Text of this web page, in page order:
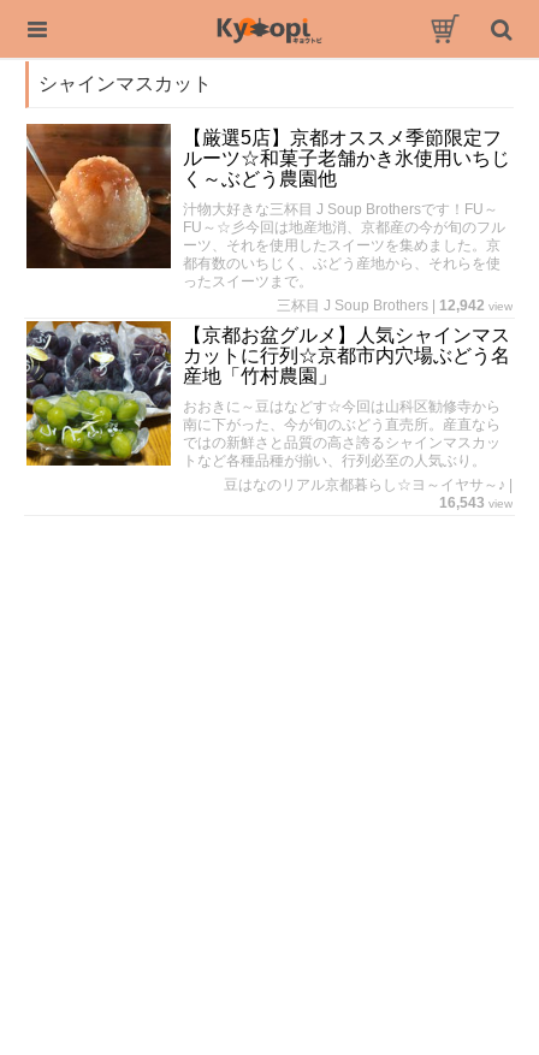
シャインマスカット
【厳選5店】京都オススメ季節限定フ
ルーツ☆和菓子老舗かき氷使用いちじ
く～ぶどう農園他
汁物大好きな三杯目 J Soup Brothersです！FU～
FU～☆彡今回は地産地消、京都産の今が旬のフル
ーツ、それを使用したスイーツを集めました。京
都有数のいちじく、ぶどう産地から、それらを使
ったスイーツまで。
三杯目 J Soup Brothers
12,942 view
【京都お盆グルメ】人気シャインマス
カットに行列☆京都市内穴場ぶどう名
産地「竹村農園」
おおきに～豆はなどす☆今回は山科区勧修寺から
南に下がった、今が旬のぶどう直売所。産直なら
ではの新鮮さと品質の高さ誇るシャインマスカッ
トなど各種品種が揃い、行列必至の人気ぶり。
豆はなのリアル京都暮らし☆ヨ～イヤサ～♪
16,543 view